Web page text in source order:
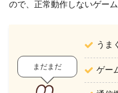
ので、正常動作しないゲー
うま
ゲー
まだまだ